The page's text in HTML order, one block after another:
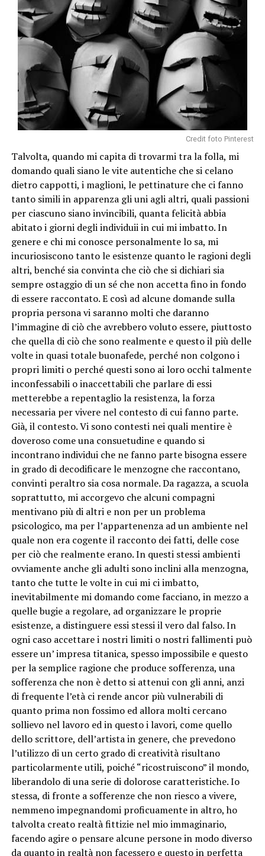
Credit foto Pinterest
Talvolta, quando mi capita di trovarmi tra la folla, mi
domando quali siano le vite autentiche che si celano
dietro cappotti, i maglioni, le pettinature che ci fanno
tanto simili in apparenza gli uni agli altri, quali passioni
per ciascuno siano invincibili, quanta felicità abbia
abitato i giorni degli individuii in cui mi imbatto. In
genere e chi mi conosce personalmente lo sa, mi
incuriosiscono tanto le esistenze quanto le ragioni degli
altri, benché sia convinta che ciò che si dichiari sia
sempre ostaggio di un sé che non accetta fino in fondo
di essere raccontato. E così ad alcune domande sulla
propria persona vi saranno molti che daranno
l’immagine di ciò che avrebbero voluto essere, piuttosto
che quella di ciò che sono realmente e questo il più delle
volte in quasi totale buonafede, perché non colgono i
propri limiti o perché questi sono ai loro occhi talmente
inconfessabili o inaccettabili che parlare di essi
metterebbe a repentaglio la resistenza, la forza
necessaria per vivere nel contesto di cui fanno parte.
Già, il contesto. Vi sono contesti nei quali mentire è
doveroso come una consuetudine e quando si
incontrano individui che ne fanno parte bisogna essere
in grado di decodificare le menzogne che raccontano,
convinti peraltro sia cosa normale. Da ragazza, a scuola
soprattutto, mi accorgevo che alcuni compagni
mentivano più di altri e non per un problema
psicologico, ma per l’appartenenza ad un ambiente nel
quale non era cogente il racconto dei fatti, delle cose
per ciò che realmente erano. In questi stessi ambienti
ovviamente anche gli adulti sono inclini alla menzogna,
tanto che tutte le volte in cui mi ci imbatto,
inevitabilmente mi domando come facciano, in mezzo a
quelle bugie a regolare, ad organizzare le proprie
esistenze, a distinguere essi stessi il vero dal falso. In
ogni caso accettare i nostri limiti o nostri fallimenti può
essere un’ impresa titanica, spesso impossibile e questo
per la semplice ragione che produce sofferenza, una
sofferenza che non è detto si attenui con gli anni, anzi
di frequente l’età ci rende ancor più vulnerabili di
quanto prima non fossimo ed allora molti cercano
sollievo nel lavoro ed in questo i lavori, come quello
dello scrittore, dell’artista in genere, che prevedono
l’utilizzo di un certo grado di creatività risultano
particolarmente utili, poiché “ricostruiscono” il mondo,
liberandolo di una serie di dolorose caratteristiche. Io
stessa, di fronte a sofferenze che non riesco a vivere,
nemmeno impegnandomi proficuamente in altro, ho
talvolta creato realtà fittizie nel mio immaginario,
facendo agire o pensare alcune persone in modo diverso
da quanto in realtà non facessero e questo in perfetta